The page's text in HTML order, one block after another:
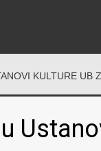
KULTURE UB